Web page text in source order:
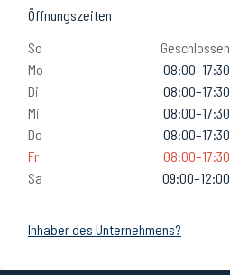
Öffnungszeiten
So
Geschlossen
Mo
08:00–17:30
Di
08:00–17:30
Mi
08:00–17:30
Do
08:00–17:30
Fr
08:00–17:30
Sa
09:00–12:00
Inhaber des Unternehmens?